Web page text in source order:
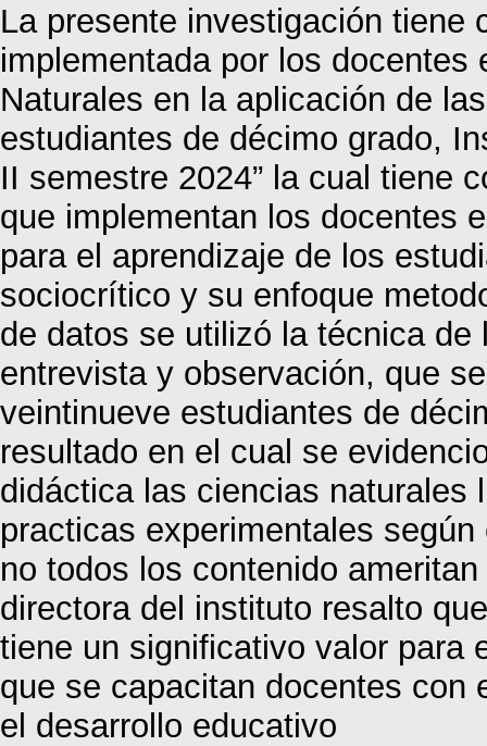
La presente investigación tiene
implementada por los
Naturales en la aplicación de
estudiantes de décimo grado,
II semestre 2024” la cual tiene
que implementan los docentes
para el aprendizaje de los
sociocrítico y su enfoque
de datos se utilizó la técnica
entrevista y observación, que
veintinueve estudiantes de
resultado en el cual se
didáctica las ciencias naturales
practicas experimentales
no todos los contenido
directora del instituto resalto
tiene un significativo valor para
que se capacitan docentes con
el desarrollo educativo